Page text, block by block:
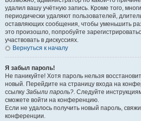
удалил вашу учётную запись. Кроме того,
периодически удаляют пользователей,
оставляющих сообщения, чтобы уменьшить
это произошло, попробуйте
участвовать в дискуссиях.
Вернуться к началу
Я забыл пароль!
Не паникуйте! Хотя пароль нельзя
новый. Перейдите на страницу входа на
ссылку Забыли пароль?. Следуйте
сможете войти на конференцию.
Если не удалось получить новый пароль,
конференции.